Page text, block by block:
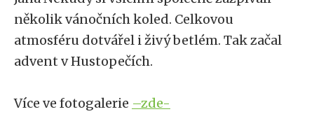
několik vánočních koled. Celkovou
atmosféru dotvářel i živý betlém. Tak začal
advent v Hustopečích.
Více ve fotogalerie –zde-